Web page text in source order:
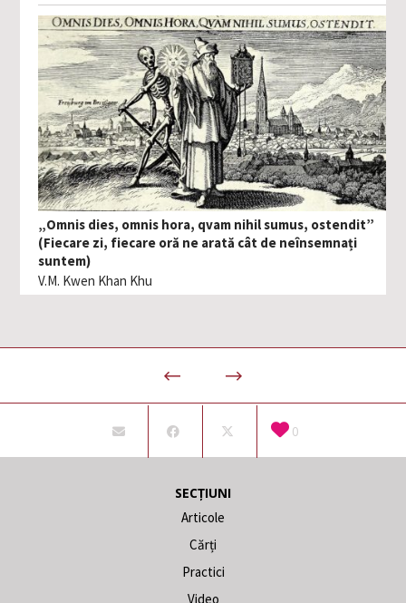
„Omnis dies, omnis hora, qvam nihil sumus, ostendit”
(Fiecare zi, fiecare oră ne arată cât de neînsemnați
suntem)
V.M. Kwen Khan Khu
0
SECȚIUNI
Articole
Cărți
Practici
Video